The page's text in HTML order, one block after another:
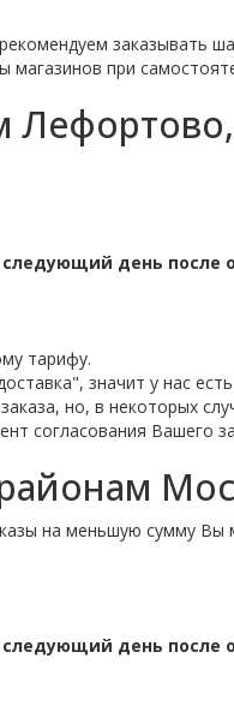
заказывать
при
день после
тарифу.
значит у нас
но, в некоторых
согласования Вашего
на меньшую сумму Вы
день после